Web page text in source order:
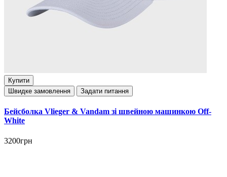
Купити
Швидке замовлення
Задати питання
Бейсболка Vlieger & Vandam зі швейною машинкою Off-
White
3200грн